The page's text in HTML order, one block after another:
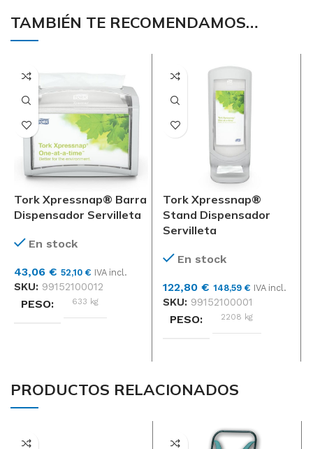
TAMBIÉN TE RECOMENDAMOS…
Tork Xpressnap® Barra
Dispensador Servilleta
En stock
43,06 € 52,10 € IVA incl.
SKU: 99152100012
PESO 633 kg
Tork Xpressnap®
Stand Dispensador
Servilleta
En stock
122,80€ 148,59€ IVA incl.
SKU: 99152100001
PESO 2208 kg
251 × 250 × 635 cm
MARCAS Tork
PRODUCTOS RELACIONADOS